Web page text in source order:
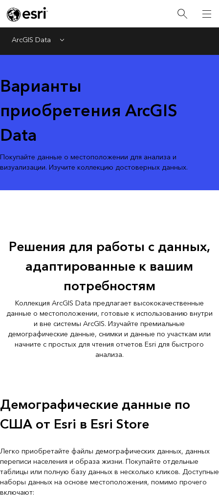
ArcGIS Data Menu
Варианты
приобретения ArcGIS
Data
Покупайте данные о местоположении для анализа и
визуализации. Изучите коллекцию достоверных данных.
Решения для работы с данных,
адаптированные к вашим
потребностям
Коллекция ArcGIS Data предлагает высококачественные
данные о местоположении, готовые к использованию внутри
и вне системы ArcGIS. Изучайте премиальные
демографические данные, снимки и данные по участкам или
начните с простых для чтения отчетов Esri для быстрого
анализа.
Демографические данные по
США от Esri в Esri Store
Легко приобретайте файлы демографических данных, данных
переписи населения и образа жизни. Покупайте отдельные
таблицы или полную базу данных в несколько кликов. Доступные
наборы данных на основе местоположения, помимо прочего
включают: